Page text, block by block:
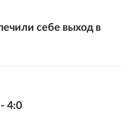
себе выход в
4:0